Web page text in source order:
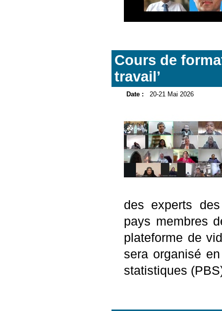
Cours de
travail’
Date : 20-21 Mai 2026
des experts
pays membres
plateforme de
sera organisé
statistiques